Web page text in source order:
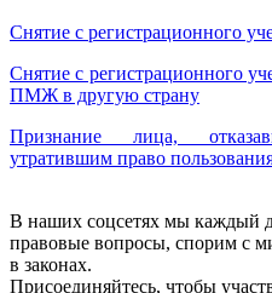
Снятие с регистрационного
Снятие с регистрационного
ПМЖ в другую страну
Признание лица,
утратившим право
В наших соцсетях мы каждый
правовые вопросы, спорим с
в законах.
Присоединяйтесь, чтобы